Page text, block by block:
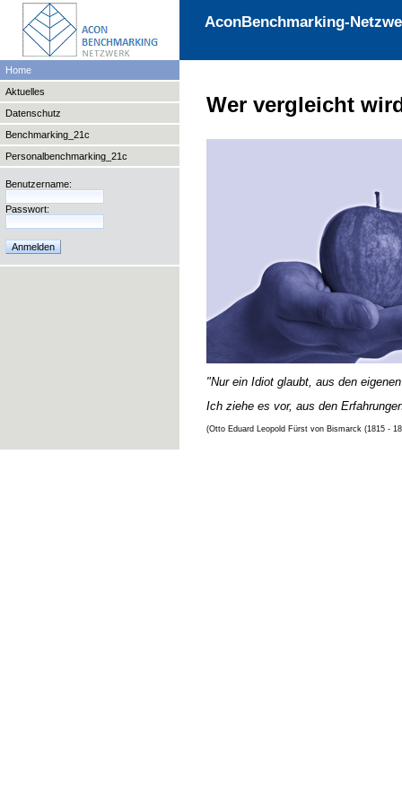
AconBenchmarking-
Home
Aktuelles
Datenschutz
Benchmarking_21c
Personalbenchmarking_21c
Benutzername:
Passwort:
Wer vergleicht
"Nur ein Idiot glaubt, aus den
Ich ziehe es vor, aus den
(Otto Eduard Leopold Fürst von Bismarck (1815 -